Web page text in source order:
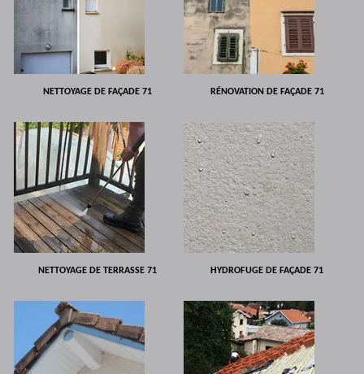
NETTOYAGE DE FAÇADE 71 RÉNOVATION DE FAÇADE 71
NETTOYAGE DE TERRASSE 71 HYDROFUGE DE FAÇADE 71